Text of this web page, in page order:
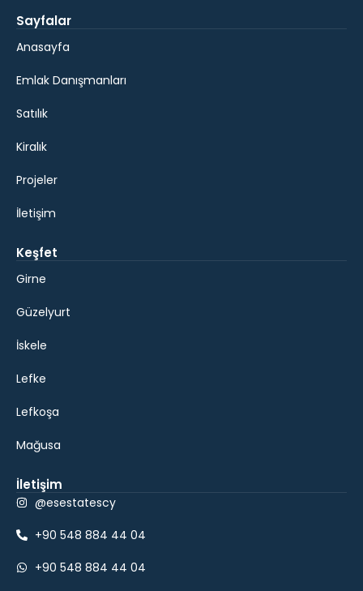
Sayfalar
Anasayfa
Emlak Danışmanları
Satılık
Kiralık
Projeler
İletişim
Keşfet
Girne
Güzelyurt
İskele
Lefke
Lefkoşa
Mağusa
İletişim
@esestatescy
+90 548 884 44 04
+90 548 884 44 04